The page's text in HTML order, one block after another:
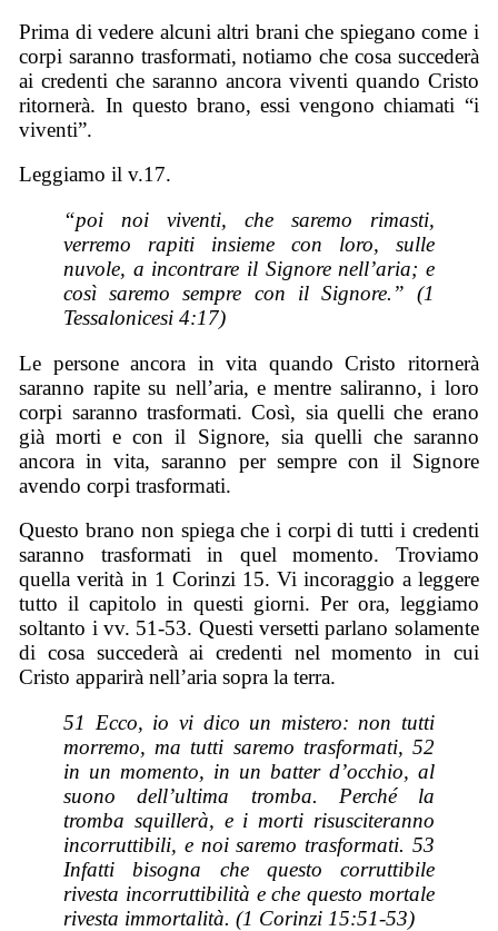
Prima di vedere alcuni altri brani che spiegano come i
corpi saranno trasformati, notiamo che cosa succederà
ai credenti che saranno ancora viventi quando Cristo
ritornerà. In questo brano, essi vengono chiamati “i
viventi”.
Leggiamo il v.17.
“poi noi viventi, che saremo rimasti,
verremo rapiti insieme con loro, sulle
nuvole, a incontrare il Signore nell’aria; e
così saremo sempre con il Signore.” (1
Tessalonicesi 4:17)
Le persone ancora in vita quando Cristo ritornerà
saranno rapite su nell’aria, e mentre saliranno, i loro
corpi saranno trasformati. Così, sia quelli che erano
già morti e con il Signore, sia quelli che saranno
ancora in vita, saranno per sempre con il Signore
avendo corpi trasformati.
Questo brano non spiega che i corpi di tutti i credenti
saranno trasformati in quel momento. Troviamo
quella verità in 1 Corinzi 15. Vi incoraggio a leggere
tutto il capitolo in questi giorni. Per ora, leggiamo
soltanto i vv. 51-53. Questi versetti parlano solamente
di cosa succederà ai credenti nel momento in cui
Cristo apparirà nell’aria sopra la terra.
51 Ecco, io vi dico un mistero: non tutti
morremo, ma tutti saremo trasformati, 52
in un momento, in un batter d’occhio, al
suono dell’ultima tromba. Perché la
tromba squillerà, e i morti risusciteranno
incorruttibili, e noi saremo trasformati. 53
Infatti bisogna che questo corruttibile
rivesta incorruttibilità e che questo mortale
rivesta immortalità. (1 Corinzi 15:51-53)